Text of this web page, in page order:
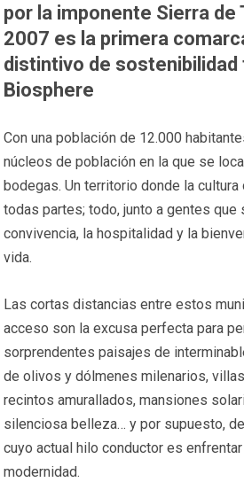
por la imponente Sierra de
2007 es la primera
distintivo de
Biosphere
Con una población de 12.000
núcleos de población en la que se
bodegas. Un territorio donde la
todas partes; todo, junto a gentes que
convivencia, la hospitalidad y la
vida.
Las cortas distancias entre estos
acceso son la excusa perfecta para
sorprendentes paisajes de
de olivos y dólmenes milenarios,
recintos amurallados, mansiones
silenciosa belleza… y por supuesto,
cuyo actual hilo conductor es
modernidad.